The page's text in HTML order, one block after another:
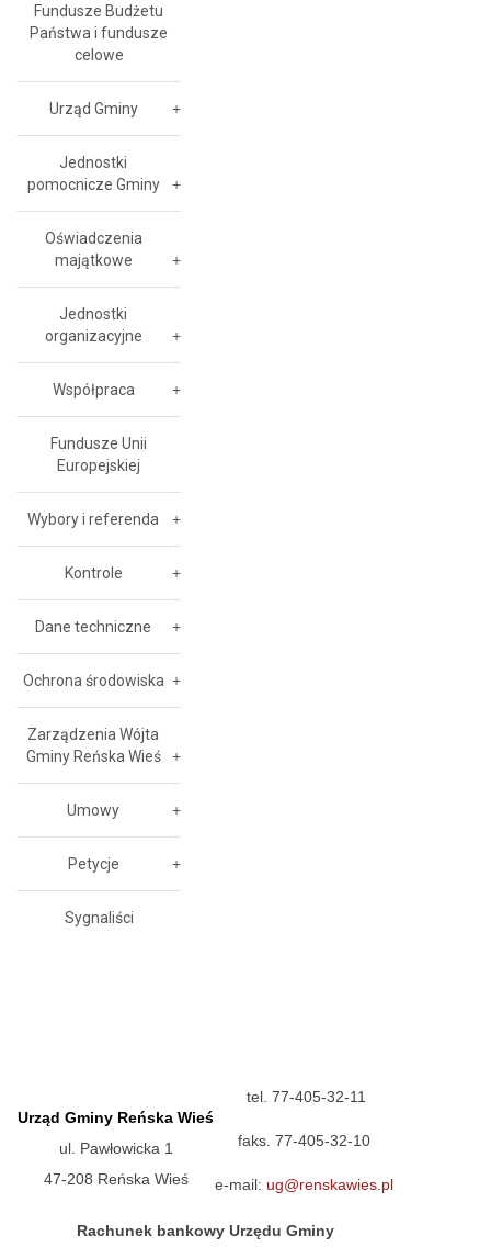
Fundusze Budżetu
Państwa i fundusze
celowe
Urząd Gminy
Jednostki
pomocnicze Gminy
Oświadczenia
majątkowe
Jednostki
organizacyjne
Współpraca
Fundusze Unii
Europejskiej
Wybory i referenda
Kontrole
Dane techniczne
Ochrona środowiska
Zarządzenia Wójta
Gminy Reńska Wieś
Umowy
Petycje
Sygnaliści
Urząd Gminy Reńska Wieś
ul. Pawłowicka 1
47-208 Reńska Wieś
tel. 77-405-32-11
faks. 77-405-32-10
e-mail: ug@renskawies.pl
Rachunek bankowy Urzędu Gminy